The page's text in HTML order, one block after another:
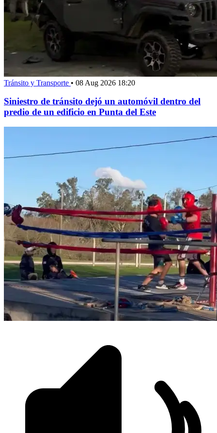
Tránsito y Transporte • 08 Aug 2026 18:20
Siniestro de tránsito dejó un automóvil dentro del
predio de un edificio en Punta del Este